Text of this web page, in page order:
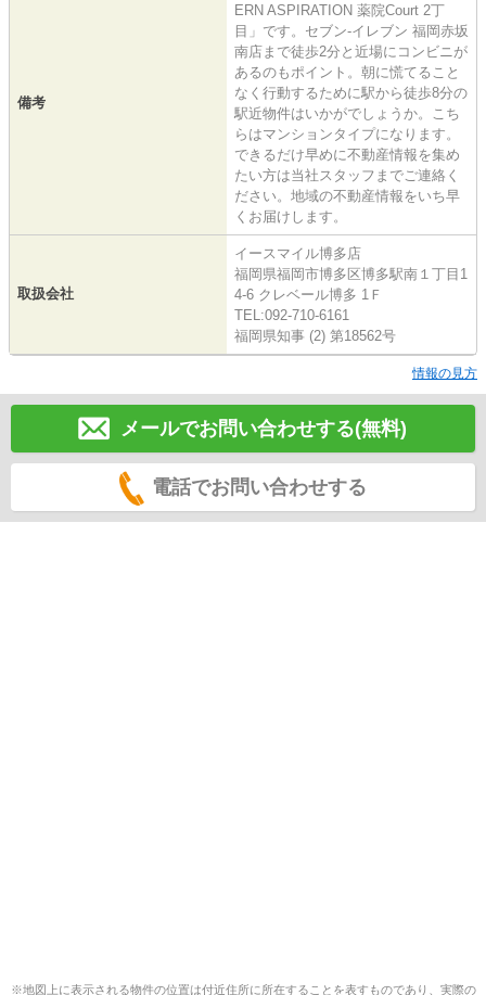
備考
ERN ASPIRATION 薬院Court 2丁
目」です。セブン‐イレブン 福岡赤坂
南店まで徒歩2分と近場にコンビニが
あるのもポイント。朝に慌てること
なく行動するために駅から徒歩8分の
駅近物件はいかがでしょうか。こち
らはマンションタイプになります。
できるだけ早めに不動産情報を集め
たい方は当社スタッフまでご連絡く
ださい。地域の不動産情報をいち早
くお届けします。
取扱会社
イースマイル博多店
福岡県福岡市博多区博多駅南１丁目1
4-6 クレベール博多 1Ｆ
TEL:092-710-6161
福岡県知事 (2) 第18562号
情報の見方
メールでお問い合わせする(無料)
電話でお問い合わせする
※地図上に表示される物件の位置は付近住所に所在することを表すものであり、実際の